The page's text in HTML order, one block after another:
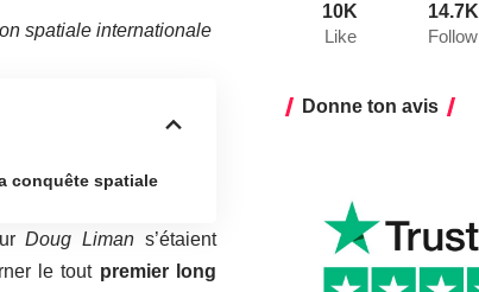
spatiale internationale
conquête spatiale
Doug Liman s’étaient
le tout premier long
10K
Like
14.7K
Follow
Donne ton avis